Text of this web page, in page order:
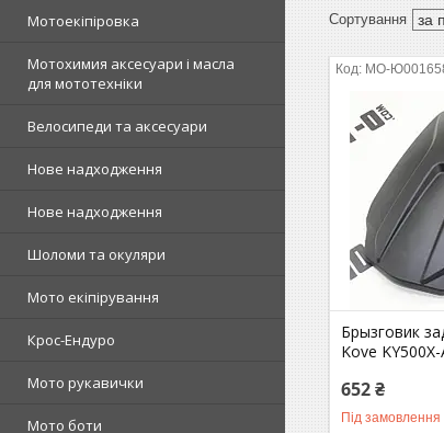
Мотоекіпіровка
Мотохимия аксесуари і масла
для мототехніки
Велосипеди та аксесуари
Нове надходження
Нове надходження
Шоломи та окуляри
Мото екіпірування
Крос-Ендуро
Мото рукавички
Мото боти
MO-
Брызговик
Kove
652 ₴
Під замовлення